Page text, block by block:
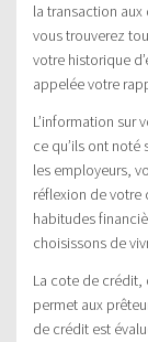
la transaction
vous trouverez
votre historique
appelée votre
L’information sur
ce qu’ils ont noté
les employeurs,
réflexion de votre
habitudes
choisissons de
La cote de crédit,
permet aux
de crédit est